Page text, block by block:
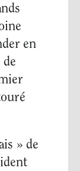
en
de
» de